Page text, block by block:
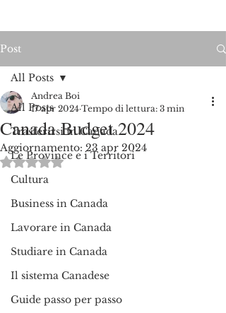
Post
All Posts
Trasferirsi in Canada
Le Province e i Territori
Cultura
Business in Canada
Lavorare in Canada
Studiare in Canada
Il sistema Canadese
Guide passo per passo
All Posts
Canada Budget 2024
Andrea Boi
17 apr 2024 Tempo di lettura: 3 min
Aggiornamento: 23 apr 2024
Valutazione NaN stelle su 5.